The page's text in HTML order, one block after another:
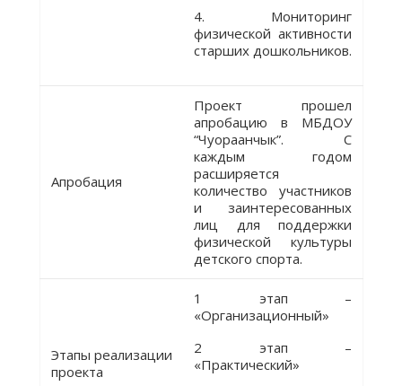
4. Мониторинг
физической активности
старших дошкольников.
Апробация
Проект прошел
апробацию в МБДОУ
“Чуораанчык”. С
каждым годом
расширяется
количество участников
и заинтересованных
лиц для поддержки
физической культуры
детского спорта.
Этапы реализации
проекта
1 этап –
«Организационный»
2 этап –
«Практический»